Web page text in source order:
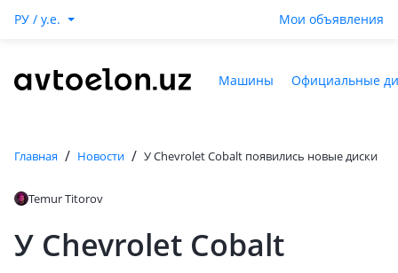
РУ / y.e. Мои объявления
Машины Официальные
Главная / Новости / У Chevrolet Cobalt появились новые диски
Temur Titorov
У Chevrolet Cobalt